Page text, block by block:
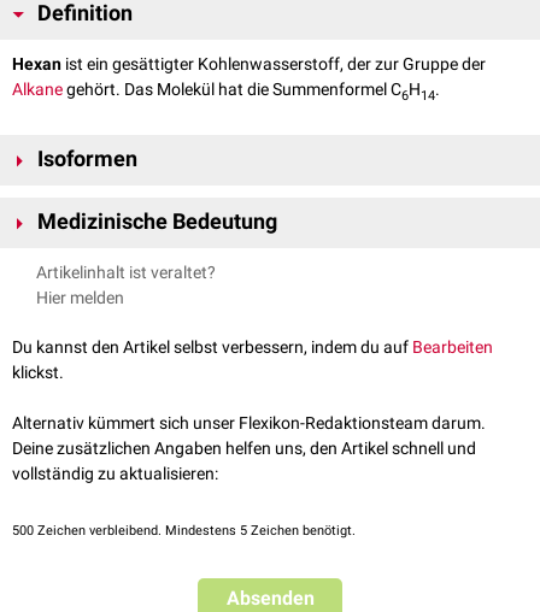
Definition
Hexan ist ein gesättigter Kohlenwasserstoff, der zur Gruppe der
Alkanegehört. Das Molekül hat die Summenformel C6H14.
Isoformen
n-Hexan: CH -CH -CH -CH -CH 2-CH
Medizinische Bedeutung
Hexan dient gelegentlich als
Artikelinhalt ist veraltet?
Hier melden
Du kannst den Artikel selbst verbessern, indem du auf Bearbeiten
klickst.
Alternativ kümmert sich unser Flexikon-Redaktionsteam darum.
Deine zusätzlichen Angaben helfen uns, den Artikel schnell und
vollständig zu aktualisieren:
500 Zeichen verbleibend. Mindestens 5 Zeichen benötigt.
Absenden